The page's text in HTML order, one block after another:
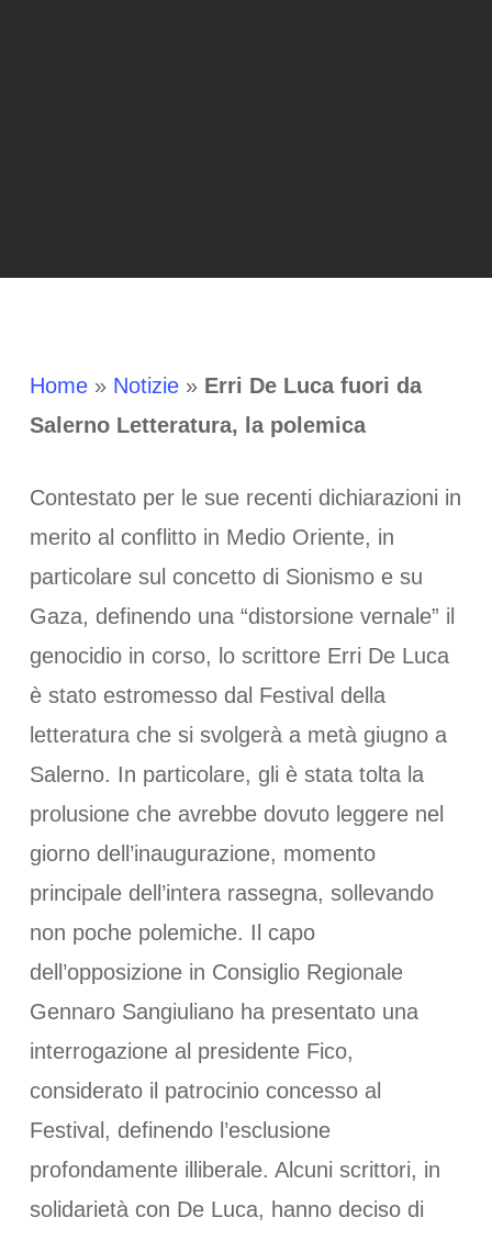
Home» Notizie» Erri De Luca fuori da
Salerno Letteratura, la polemica
Contestato per le sue recenti dichiarazioni in
merito al conflitto in Medio Oriente, in
particolare sul concetto di Sionismo e su
Gaza, definendo una “distorsione vernale” il
genocidio in corso, lo scrittore Erri De Luca
è stato estromesso dal Festival della
letteratura che si svolgerà a metà giugno a
Salerno. In particolare, gli è stata tolta la
prolusione che avrebbe dovuto leggere nel
giorno dell’inaugurazione, momento
principale dell’intera rassegna, sollevando
non poche polemiche. Il capo
dell’opposizione in Consiglio Regionale
Gennaro Sangiuliano ha presentato una
interrogazione al presidente Fico,
considerato il patrocinio concesso al
Festival, definendo l’esclusione
profondamente illiberale. Alcuni scrittori, in
solidarietà con De Luca, hanno deciso di